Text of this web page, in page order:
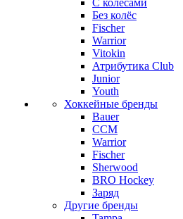
С колёсами
Без колёс
Fischer
Warrior
Vitokin
Атрибутика Club
Junior
Youth
Хоккейные бренды
Bauer
CCM
Warrior
Fischer
Sherwood
BRO Hockey
Заряд
Другие бренды